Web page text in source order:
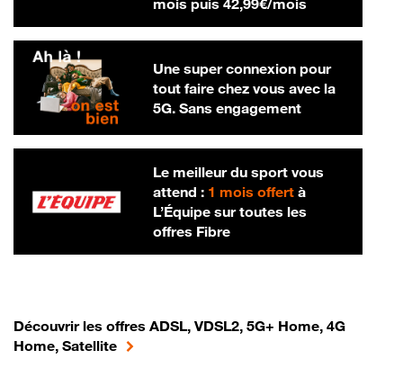
mois puis 42,99€/mois
Une super connexion pour
tout faire chez vous avec la
5G. Sans engagement
Le meilleur du sport vous
attend : 1 mois offertà
L’Équipe sur toutes les
offres Fibre
Découvrir les offres ADSL, VDSL2, 5G+ Home, 4G
Home, Satellite